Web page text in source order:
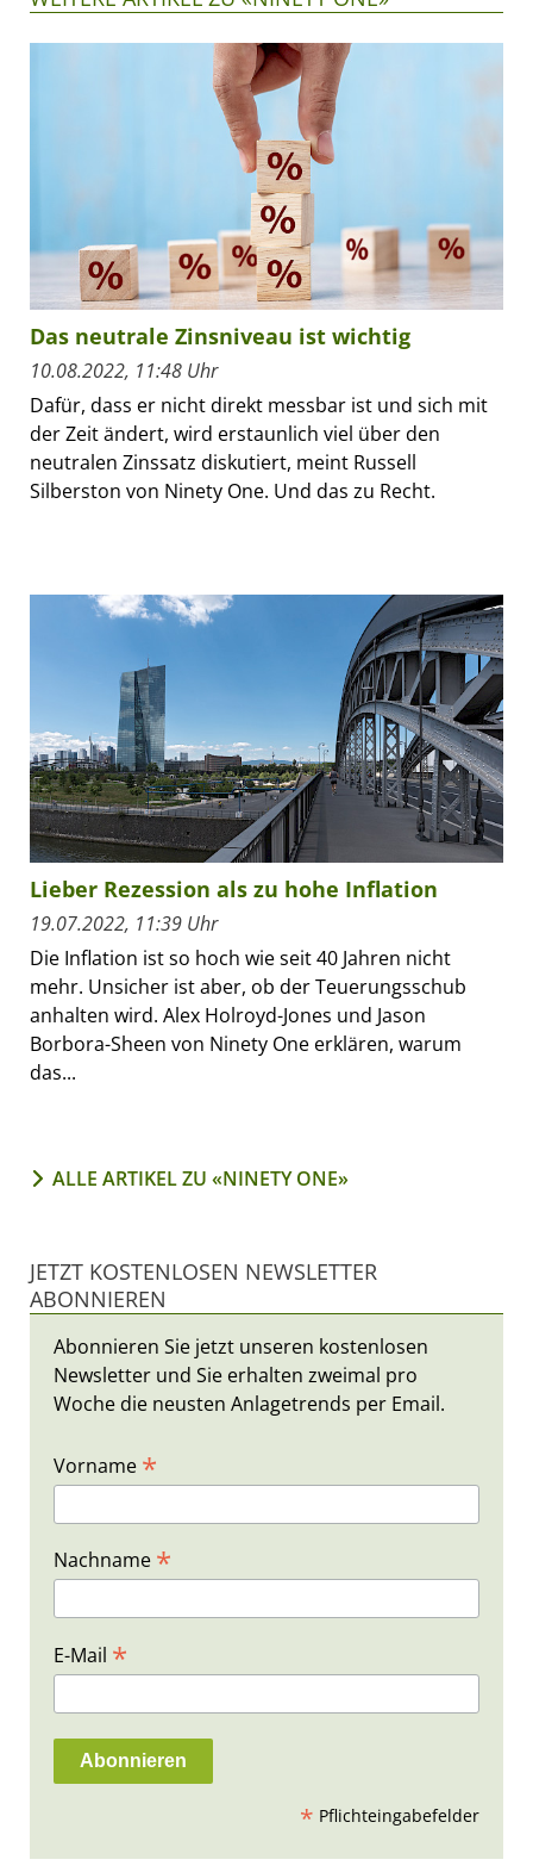
Das neutrale Zinsniveau ist wichtig
10.08.2022, 11:48 Uhr
Dafür, dass er nicht direkt messbar ist und sich mit
der Zeit ändert, wird erstaunlich viel über den
neutralen Zinssatz diskutiert, meint Russell
Silberston von Ninety One. Und das zu Recht.
Lieber Rezession als zu hohe Inflation
19.07.2022, 11:39 Uhr
Die Inflation ist so hoch wie seit 40 Jahren nicht
mehr. Unsicher ist aber, ob der Teuerungsschub
anhalten wird. Alex Holroyd-Jones und Jason
Borbora-Sheen von Ninety One erklären, warum
das...
ALLE ARTIKEL ZU «NINETY ONE»
JETZT KOSTENLOSEN NEWSLETTER
ABONNIEREN
Abonnieren Sie jetzt unseren kostenlosen
Newsletter und Sie erhalten zweimal pro
Woche die neusten Anlagetrends per Email.
Vorname *
Nachname *
E-Mail *
* Pflichteingabefelder